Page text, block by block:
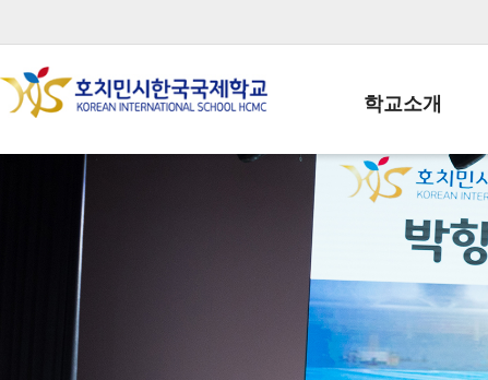
학교소개
학교장인사말
학교상징
학교연혁
교직원현황